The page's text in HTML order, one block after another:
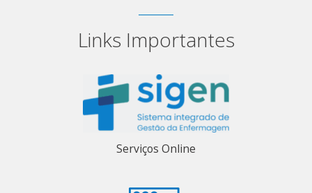
Links Importantes
Serviços Online